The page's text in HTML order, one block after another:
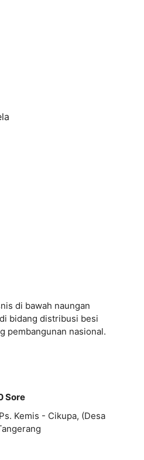
di bawah naungan
bidang distribusi besi
pembangunan nasional.
Sore
Kemis - Cikupa, (Desa